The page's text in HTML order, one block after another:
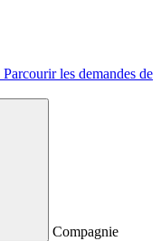
Parcourir les demandes de
Compagnie